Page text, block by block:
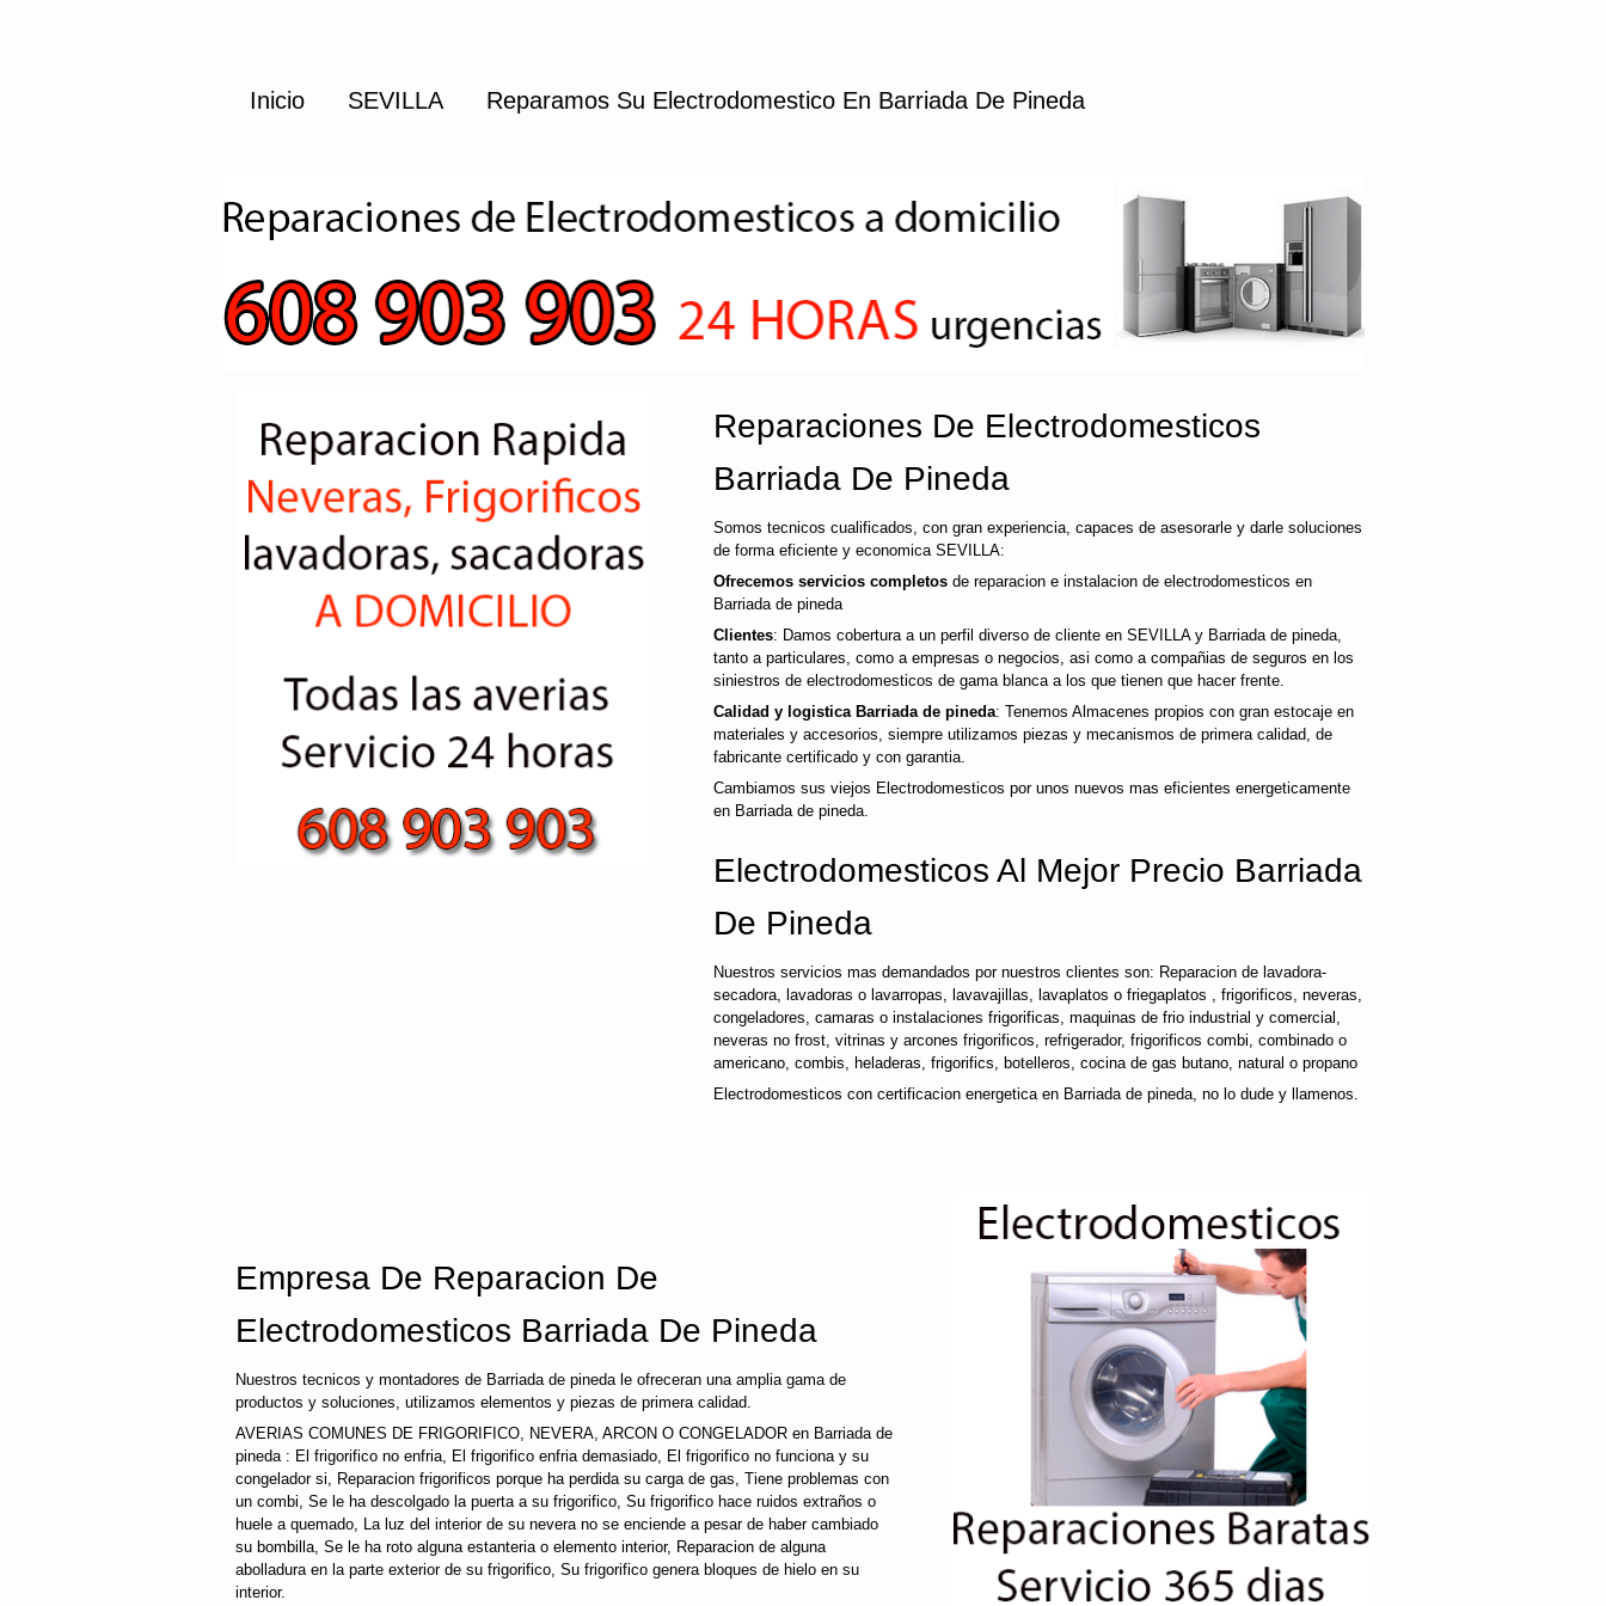
Inicio SEVILLA Reparamos Su Electrodomestico En Barriada De Pineda
Reparaciones De Electrodomesticos
Barriada De Pineda
Somos tecnicos cualificados, con gran experiencia, capaces de asesorarle y darle soluciones
de forma eficiente y economica SEVILLA:
Ofrecemos servicios completos de reparacion e instalacion de electrodomesticos en
Barriada de pineda
Clientes: Damos cobertura a un perfil diverso de cliente en SEVILLA y Barriada de pineda,
tanto a particulares, como a empresas o negocios, asi como a compañias de seguros en los
siniestros de electrodomesticos de gama blanca a los que tienen que hacer frente.
Calidad y logistica Barriada de pineda: Tenemos Almacenes propios con gran estocaje en
materiales y accesorios, siempre utilizamos piezas y mecanismos de primera calidad, de
fabricante certificado y con garantia.
Cambiamos sus viejos Electrodomesticos por unos nuevos mas eficientes energeticamente
en Barriada de pineda.
Electrodomesticos Al Mejor Precio Barriada
De Pineda
Nuestros servicios mas demandados por nuestros clientes son: Reparacion de lavadora-
secadora, lavadoras o lavarropas, lavavajillas, lavaplatos o friegaplatos , frigorificos, neveras,
congeladores, camaras o instalaciones frigorificas, maquinas de frio industrial y comercial,
neveras no frost, vitrinas y arcones frigorificos, refrigerador, frigorificos combi, combinado o
americano, combis, heladeras, frigorifics, botelleros, cocina de gas butano, natural o propano
Electrodomesticos con certificacion energetica en Barriada de pineda, no lo dude y llamenos.
Empresa De Reparacion De
Electrodomesticos Barriada De Pineda
Nuestros tecnicos y montadores de Barriada de pineda le ofreceran una amplia gama de
productos y soluciones, utilizamos elementos y piezas de primera calidad.
AVERIAS COMUNES DE FRIGORIFICO, NEVERA, ARCON O CONGELADOR en Barriada de
pineda : El frigorifico no enfria, El frigorifico enfria demasiado, El frigorifico no funciona y su
congelador si, Reparacion frigorificos porque ha perdida su carga de gas, Tiene problemas con
un combi, Se le ha descolgado la puerta a su frigorifico, Su frigorifico hace ruidos extraños o
huele a quemado, La luz del interior de su nevera no se enciende a pesar de haber cambiado
su bombilla, Se le ha roto alguna estanteria o elemento interior, Reparacion de alguna
abolladura en la parte exterior de su frigorifico, Su frigorifico genera bloques de hielo en su
interior.